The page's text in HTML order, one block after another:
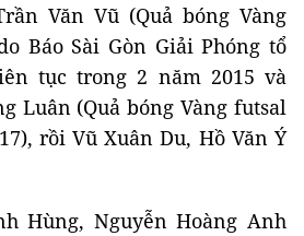
Văn Vũ (Quả bóng Vàng
Báo Sài Gòn Giải Phóng tổ
tục trong 2 năm 2015 và
Luân (Quả bóng Vàng futsal
rồi Vũ Xuân Du, Hồ Văn Ý
Hùng, Nguyễn Hoàng Anh